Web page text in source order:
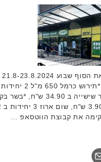
את קבוצת הווטסאפ …